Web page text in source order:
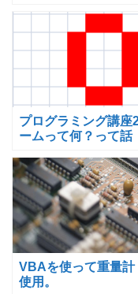
プログラミング講座
ームって何？って話
VBAを使って重量
使用。